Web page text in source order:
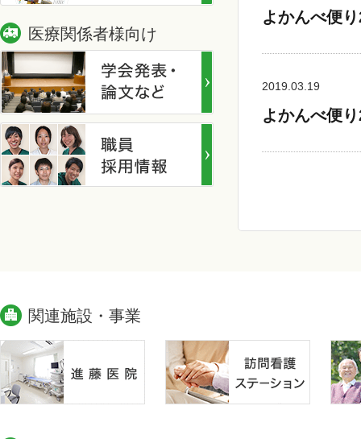
よかんべ便
2019.03.19
よかんべ便
医療関係者様向け
関連施設・事業